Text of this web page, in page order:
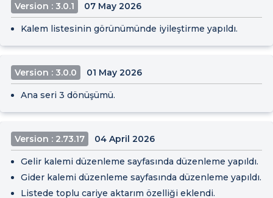
Version : 3.0.1 07 May 2026
Kalem listesinin görünümünde iyileştirme yapıldı.
Version : 3.0.0 01 May 2026
Ana seri 3 dönüşümü.
Version : 2.73.17 04 April 2026
Gelir kalemi düzenleme sayfasında düzenleme yapıldı.
Gider kalemi düzenleme sayfasında düzenleme yapıldı.
Listede toplu cariye aktarım özelliği eklendi.